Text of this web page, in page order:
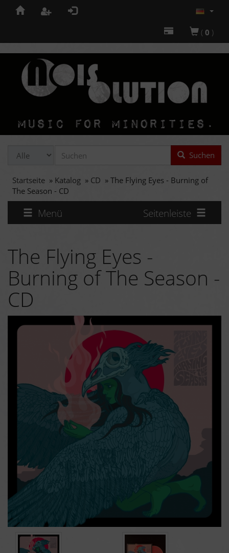
( 0 )
Suchen
Startseite » Katalog » CD » The Flying Eyes - Burning of
The Season - CD
Menü Seitenleiste
The Flying Eyes -
Burning of The Season -
CD